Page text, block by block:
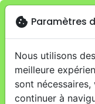
Je veux retirer
warningCette boutique
magasin.
Pour les
commandes sur
cookie Paramètres
Nous utilisons
meilleure
sont
continuer à